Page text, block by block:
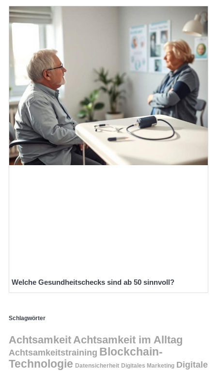
Welche Gesundheitschecks sind ab 50 sinnvoll?
Schlagwörter
Achtsamkeit Achtsamkeit im Alltag
Achtsamkeitstraining Blockchain-
Technologie Datensicherheit Digitales Marketing Digitale